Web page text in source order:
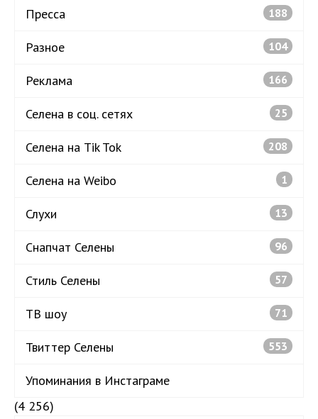
Пресса
188
Разное 104
Реклама 166
Селена в соц. сетях 25
Селена на Tik Tok 208
Селена на Weibo 1
Слухи 13
Снапчат Селены 96
Стиль Селены 57
ТВ шоу 71
Твиттер Селены 553
Упоминания в Инстаграме
(4 256)